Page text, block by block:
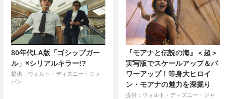
80年代LA版「ゴシップガー
ル」×シリアルキラー!?
提供：ウォルト・ディズニー・ジャ
パン
『モアナと伝説の海』＜超＞
実写版でスケールアップ＆パ
ワーアップ！等身大ヒロイ
ン・モアナの魅力を深掘り
提供：ウォルト・ディズニー・ジャ